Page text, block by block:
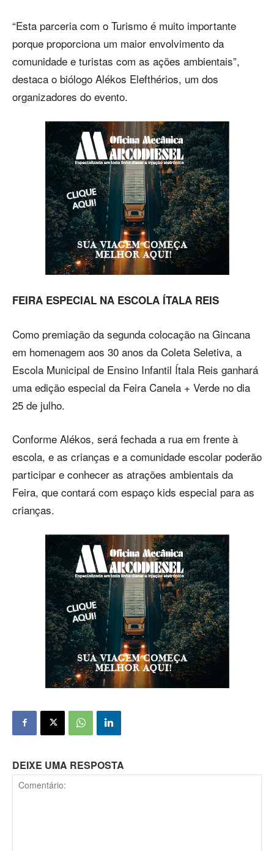
“Esta parceria com o Turismo é muito importante
porque proporciona um maior envolvimento da
comunidade e turistas com as ações ambientais”,
destaca o biólogo Alékos Elefthérios, um dos
organizadores do evento.
FEIRA ESPECIAL NA ESCOLA ÍTALA REIS
Como premiação da segunda colocação na Gincana
em homenagem aos 30 anos da Coleta Seletiva, a
Escola Municipal de Ensino Infantil Ítala Reis ganhará
uma edição especial da Feira Canela + Verde no dia
25 de julho.
Conforme Alékos, será fechada a rua em frente à
escola, e as crianças e a comunidade escolar poderão
participar e conhecer as atrações ambientais da
Feira, que contará com espaço kids especial para as
crianças.
DEIXE UMA RESPOSTA